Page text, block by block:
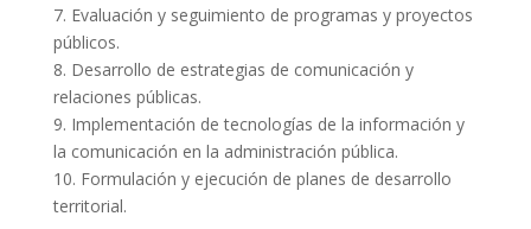
7. Evaluación y seguimiento de programas y proyectos
públicos.
8. Desarrollo de estrategias de comunicación y
relaciones públicas.
9. Implementación de tecnologías de la información y
la comunicación en la administración pública.
10. Formulación y ejecución de planes de desarrollo
territorial.